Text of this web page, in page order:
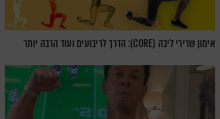
אימון שרירי ליבה (CORE): הדרך לריבועים ועוד הרבה יותר